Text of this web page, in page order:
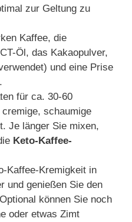
zur Geltung zu
Kaffee, die
Öl, das Kakaopulver,
und eine Prise
für ca. 30-60
schaumige
Je länger Sie mixen,
Keto-Kaffee-
Kaffee-Kremigkeit in
und genießen Sie den
können Sie noch
oder etwas Zimt